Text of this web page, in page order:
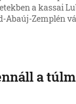
a kassai
Abaúj-Zemplén
a